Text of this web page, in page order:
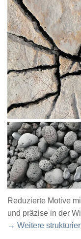
Reduzierte Motive
und präzise in der
→ Weitere